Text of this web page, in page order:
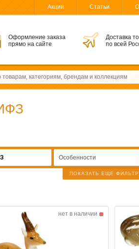
Акции Статьи
Оформление заказа
прямо на сайте
Доставка
по всей
Особенности
ПОКАЗАТЬ ЕЩЕ
нет в наличии